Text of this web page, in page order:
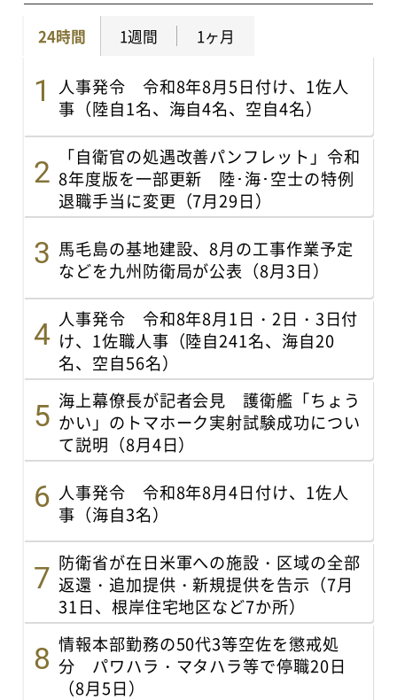
24時間 1週間 1ヶ月
人事発令 令和8年8月5日付け、1佐人
事（陸自1名、海自4名、空自4名）
「自衛官の処遇改善パンフレット」令和
8年度版を一部更新 陸･海･空士の特例
退職手当に変更（7月29日）
馬毛島の基地建設、8月の工事作業予定
などを九州防衛局が公表（8月3日）
人事発令 令和8年8月1日・2日・3日付
け、1佐職人事（陸自241名、海自20
名、空自56名）
海上幕僚長が記者会見 護衛艦「ちょう
かい」のトマホーク実射試験成功につい
て説明（8月4日）
人事発令 令和8年8月4日付け、1佐人
事（海自3名）
防衛省が在日米軍への施設・区域の全部
返還・追加提供・新規提供を告示（7月
31日、根岸住宅地区など7か所）
情報本部勤務の50代3等空佐を懲戒処
分 パワハラ・マタハラ等で停職20日
（8月5日）